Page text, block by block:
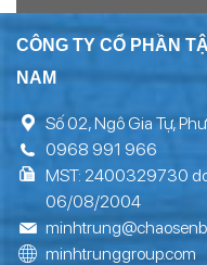
CÔNG TY CỔ PHẦN
NAM
Số 02, Ngô Gia Tự,
0968 991 966
MST: 2400329730
06/08/2004
minhtrunggroup.com